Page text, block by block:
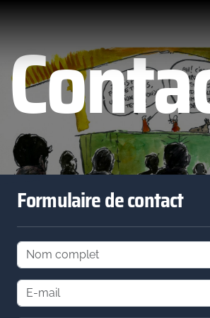
Formulaire de contact
Fabrice Tanguy
Loïc Braunstein
Exposition : Réinventer nos héros, cinq
marionnettiques en détention